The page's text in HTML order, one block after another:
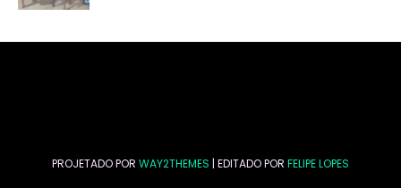
PROJETADO POR WAY2THEMES | EDITADO POR FELIPE LOPES